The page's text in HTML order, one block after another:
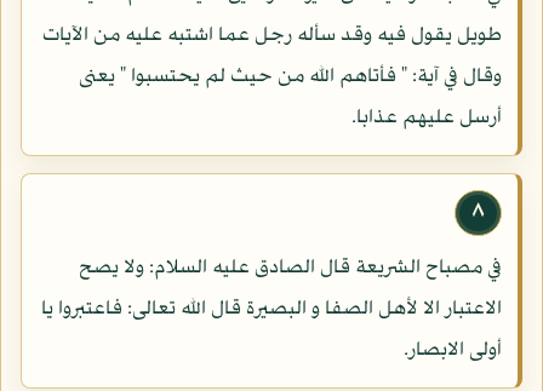
طويل يقول فيه وقد سأله رجل عما اشتبه عليه من الآيات
وقال في آية: " فأتاهم الله من حيث لم يحتسبوا " يعنى
أرسل عليهم عذابا.
٨
في مصباح الشريعة قال الصادق عليه السلام: ولا يصح
الاعتبار الا لأهل الصفا و البصيرة قال الله تعالى: فاعتبروا يا
أولى الابصار.